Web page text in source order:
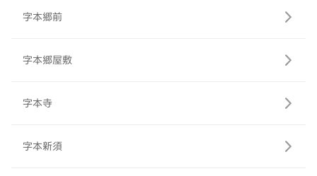
字本郷前
字本郷屋敷
字本寺
字本新須